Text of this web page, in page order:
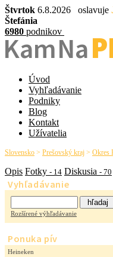
Štvrtok 6.8.2026 oslavuje
Štefánia
6980 podnikov
Kam Na
Úvod
Vyhľadávanie
Podniky
Blog
Kontakt
Užívatelia
Slovensko > Prešovský kraj > Okres
Opis Fotky - 14 Diskusia - 70
Vyhľadávanie
Rozšírené výhľadávanie
Ponuka pív
Heineken